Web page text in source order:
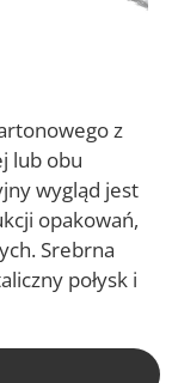
z
lub obu
wygląd jest
opakowań,
Srebrna
połysk i